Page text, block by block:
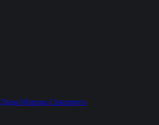
Деды Морозы Северного